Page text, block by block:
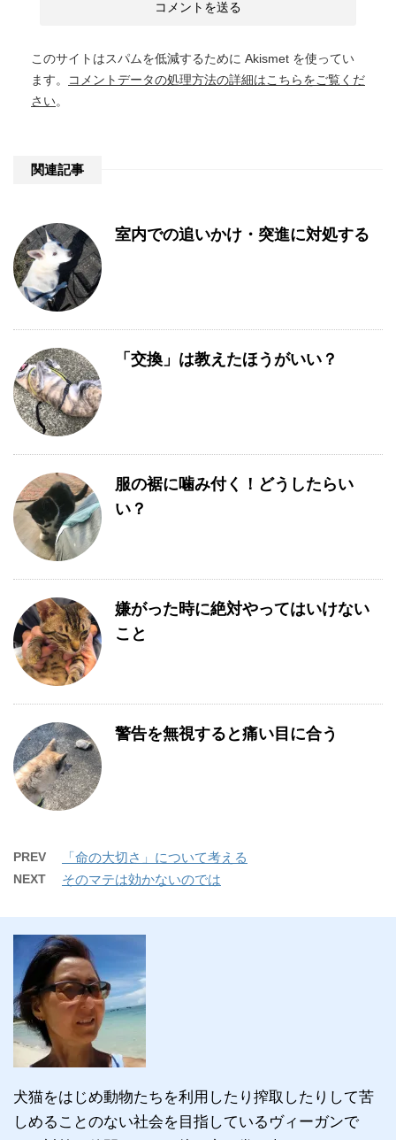
このサイトはスパムを低減するために Akismet を使ってい
ます。
コメントデータの処理方法の詳細はこちらをご覧くだ
さい。
関連記事
室内での追いかけ・突進に対処する
「交換」は教えたほうがいい？
服の裾に噛み付く！どうしたらい
い？
嫌がった時に絶対やってはいけない
こと
警告を無視すると痛い目に合う
PREV 「命の大切さ」について考える
NEXT そのマテは効かないのでは
犬猫をはじめ動物たちを利用したり搾取したりして苦
しめることのない社会を目指しているヴィーガンで